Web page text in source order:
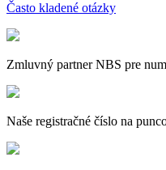
Často kladené otázky
Zmluvný partner NBS pre
Naše registračné číslo na